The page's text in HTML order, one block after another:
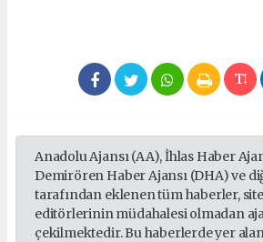
Anadolu Ajansı (AA), İhlas Haber
Demirören Haber Ajansı (DHA) ve
tarafından eklenen tüm haberler,
editörlerinin müdahalesi olmadan
çekilmektedir. Bu haberlerde yer